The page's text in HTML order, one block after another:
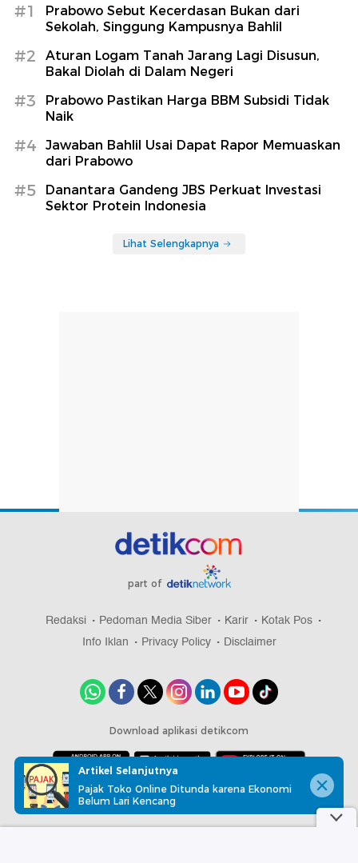
#1
Prabowo Sebut Kecerdasan Bukan dari
Sekolah, Singgung Kampusnya Bahlil
#2
Aturan Logam Tanah Jarang Lagi Disusun,
Bakal Diolah di Dalam Negeri
#3
Prabowo Pastikan Harga BBM Subsidi Tidak
Naik
#4
Jawaban Bahlil Usai Dapat Rapor Memuaskan
dari Prabowo
#5
Danantara Gandeng JBS Perkuat Investasi
Sektor Protein Indonesia
Lihat Selengkapnya
part of
Redaksi Pedoman Media Siber Karir
Kotak Pos
Info Iklan
Privacy Policy Disclaimer
Download aplikasi detikcom
Copyright @ 2026 detikcom, All right reserved
Artikel Selanjutnya
Pajak Toko Online Ditunda karena Ekonomi
Belum Lari Kencang